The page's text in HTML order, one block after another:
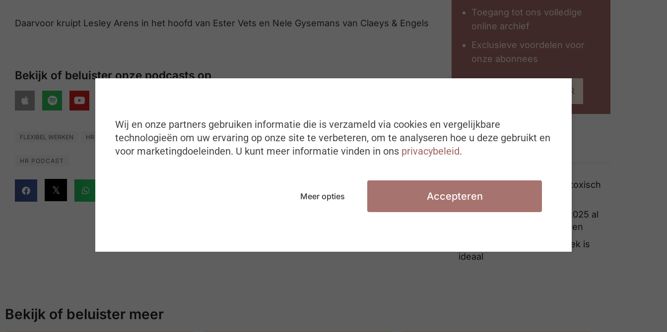
Daarvoor kruipt Lesley Arens in het hoofd van Ester Vets en Nele Gysemans van Claeys & Engels
Bekijk of beluister onze podcasts op
FLEXIBEL WERKEN HR ADMINISTRATIE LEREN & LOOPBANEN WELLBEING
HR PODCAST
Toegang tot ons volledige
online archief
Exclusieve voordelen voor
onze abonnees
Abonneer op #ZigZagHR
Ook interessant
Waar ligt de grens tussen toxisch
en uitdagend leiderschap?
1 op de 5 kmo’s wil vanaf 2025 al
transparanter communiceren
Telewerk: 3 dagen per week is
ideaal
Bekijk of beluister meer
Wij en onze partners gebruiken informatie die is verzameld via cookies en vergelijkbare
technologieën om uw ervaring op onze site te verbeteren, om te analyseren hoe u deze gebruikt en
voor marketingdoeleinden. U kunt meer informatie vinden in ons privacybeleid.
Meer opties Accepteren